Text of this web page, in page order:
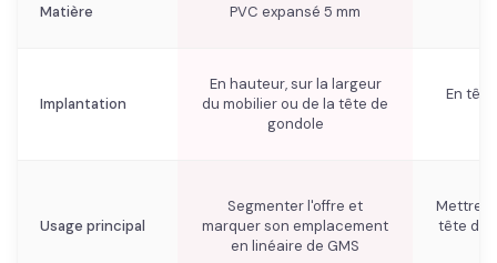
Matière PVC expansé 5 mm
Implantation
En hauteur, sur la largeur
du mobilier ou de la tête de
gondole
En
Usage principal
Segmenter l'offre et
marquer son emplacement
en linéaire de GMS
Mettre
tête de